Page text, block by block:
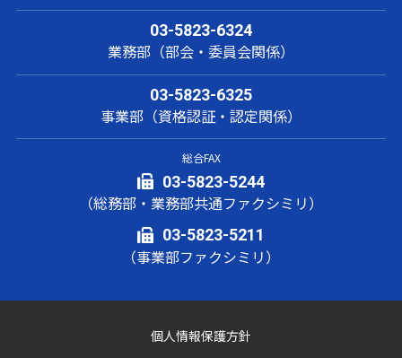
03-5823-6324
業務部（部会・委員会関係）
03-5823-6325
事業部（資格認証・認定関係）
総合FAX
03-5823-5244
（総務部・業務部共通ファクシミリ）
03-5823-5211
（事業部ファクシミリ）
個人情報保護方針